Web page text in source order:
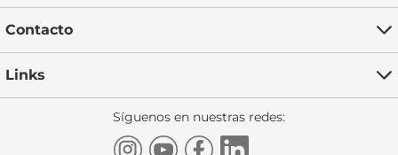
Contacto
Links
Síguenos en nuestras redes: